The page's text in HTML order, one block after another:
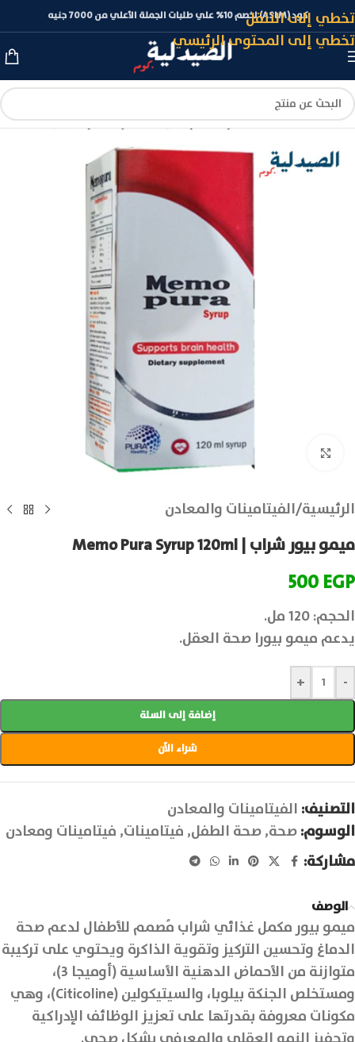
تخطي إلى التنقل
تخطي إلى المحتوى الرئيسي
كود (ASLM) لخصم 10% علي طلبات الجملة الأعلي من 7000 جنيه
انقر للتكبير
الرئيسية/الفيتامينات والمعادن
ميمو بيور شراب | Memo Pura Syrup 120ml
500EGP
الحجم: 120 مل.
يدعم ميمو بيورا صحة العقل.
-
+
إضافة إلى السلة
شراء الآن
التصنيف: الفيتامينات والمعادن
الوسوم:صحة,صحة الطفل, فيتامينات, فيتامينات ومعادن
مشاركة:
الوصف
ميمو بيور مكمل غذائي شراب مُصمم للأطفال لدعم صحة
الدماغ وتحسين التركيز وتقوية الذاكرة ويحتوي على تركيبة
متوازنة من الأحماض الدهنية الأساسية (أوميجا 3)،
ومستخلص الجنكة بيلوبا، والسيتيكولين (Citicoline)، وهي
مكونات معروفة بقدرتها على تعزيز الوظائف الإدراكية